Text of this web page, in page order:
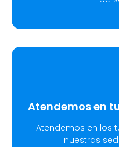
Atendemos en
Atendemos en los
nuestras